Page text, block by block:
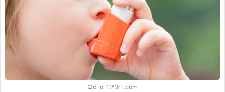
Фото: 123rf.com